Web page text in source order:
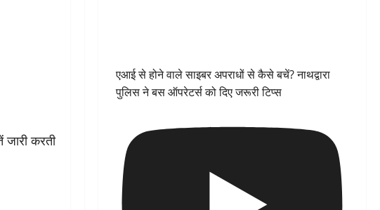
करती
एआई से होने वाले साइबर अपराधों से कैसे बचें? नाथद्वारा
पुलिस ने बस ऑपरेटर्स को दिए जरूरी टिप्स